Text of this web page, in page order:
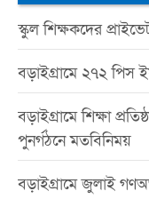
স্কুল শিক্ষকদের
বড়াইগ্রামে ২৭২ পিস
বড়াইগ্রামে শিক্ষা
পুনর্গঠনে মতবিনিময়
বড়াইগ্রামে জুলাই